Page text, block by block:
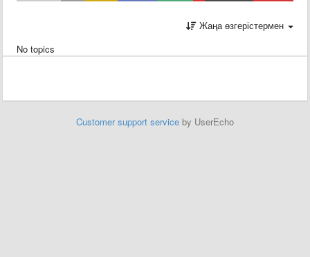
Жаңа өзгерістермен
No topics
Customer support service by UserEcho